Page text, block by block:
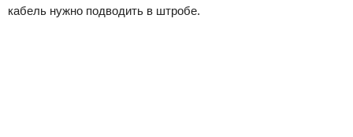
кабель нужно подводить в штробе.